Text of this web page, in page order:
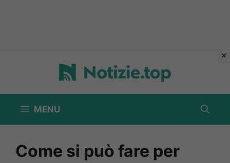
contenuto
MENU
Come si può fare per